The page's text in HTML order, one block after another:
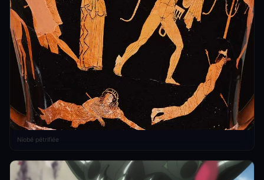
Niobé pétrifiée